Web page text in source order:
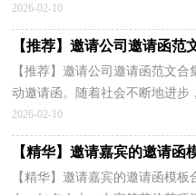
使用邀请函的场合越来越多，那
2026-02-10
【推荐】邀请公司邀请函范
【推荐】邀请公司邀请函范文
动邀请函。随着社会不断地进步
请函需要注意哪些问题呢？以下
2026-02-10
【精华】邀请嘉宾的邀请函
【精华】邀请嘉宾的邀请函模